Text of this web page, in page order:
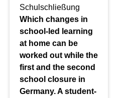
Schulschließung
Which changes in
school-led learning
at home can be
worked out while the
first and the second
school closure in
Germany. A student-